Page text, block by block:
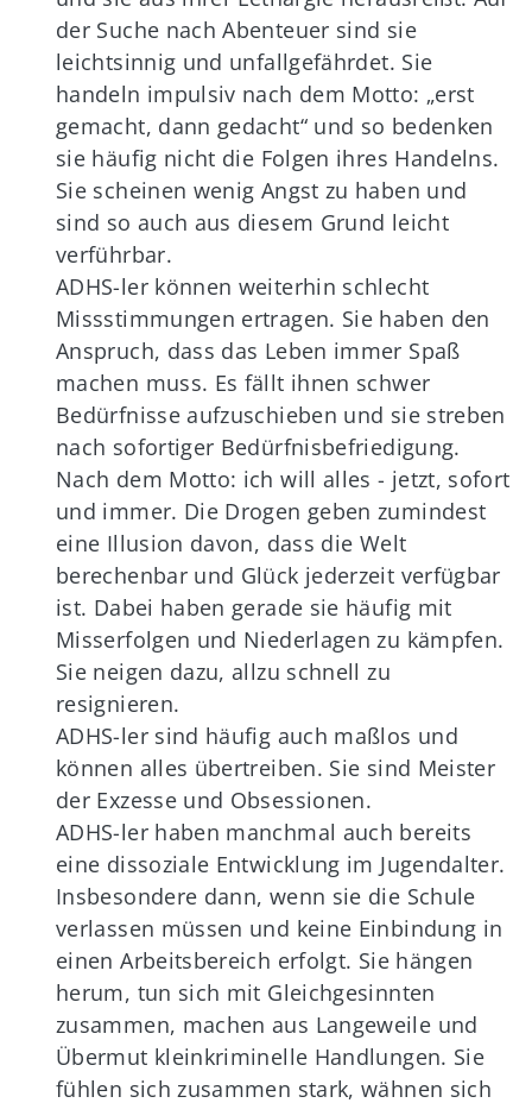
der Suche nach Abenteuer sind sie
leichtsinnig und unfallgefährdet. Sie
handeln impulsiv nach dem Motto: „erst
gemacht, dann gedacht“ und so bedenken
sie häufig nicht die Folgen ihres Handelns.
Sie scheinen wenig Angst zu haben und
sind so auch aus diesem Grund leicht
verführbar.
ADHS-ler können weiterhin schlecht
Missstimmungen ertragen. Sie haben den
Anspruch, dass das Leben immer Spaß
machen muss. Es fällt ihnen schwer
Bedürfnisse aufzuschieben und sie streben
nach sofortiger Bedürfnisbefriedigung.
Nach dem Motto: ich will alles - jetzt, sofort
und immer. Die Drogen geben zumindest
eine Illusion davon, dass die Welt
berechenbar und Glück jederzeit verfügbar
ist. Dabei haben gerade sie häufig mit
Misserfolgen und Niederlagen zu kämpfen.
Sie neigen dazu, allzu schnell zu
resignieren.
ADHS-ler sind häufig auch maßlos und
können alles übertreiben. Sie sind Meister
der Exzesse und Obsessionen.
ADHS-ler haben manchmal auch bereits
eine dissoziale Entwicklung im Jugendalter.
Insbesondere dann, wenn sie die Schule
verlassen müssen und keine Einbindung in
einen Arbeitsbereich erfolgt. Sie hängen
herum, tun sich mit Gleichgesinnten
zusammen, machen aus Langeweile und
Übermut kleinkriminelle Handlungen. Sie
fühlen sich zusammen stark, wähnen sich